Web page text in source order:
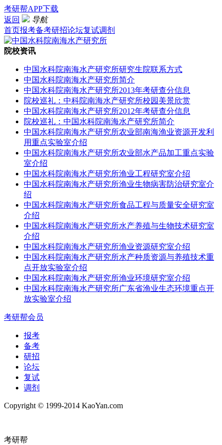
考研帮APP下载
返回
导航
首页报考备考研招论坛复试调剂
院校资讯
中国水科院南海水产研究所研究生院联系方式
中国水科院南海水产研究所简介
中国水科院南海水产研究所2013年考研查分信息
院校巡礼：中科院南海水产研究所校园美景欣赏
中国水科院南海水产研究所2012年考研查分信息
院校巡礼：中国水科院南海水产研究所简介
中国水科院南海水产研究所农业部南海渔业资源开发利
用重点实验室介绍
中国水科院南海水产研究所农业部水产品加工重点实验
室介绍
中国水科院南海水产研究所渔业工程研究室介绍
中国水科院南海水产研究所渔业生物病害防治研究室介
绍
中国水科院南海水产研究所食品工程与质量安全研究室
介绍
中国水科院南海水产研究所水产养殖与生物技术研究室
介绍
中国水科院南海水产研究所渔业资源研究室介绍
中国水科院南海水产研究所水产种质资源与养殖技术重
点开放实验室介绍
中国水科院南海水产研究所渔业环境研究室介绍
中国水科院南海水产研究所广东省渔业生态环境重点开
放实验室介绍
考研帮会员
报考
备考
研招
论坛
复试
调剂
Copyright © 1999-2014 KaoYan.com
考研帮